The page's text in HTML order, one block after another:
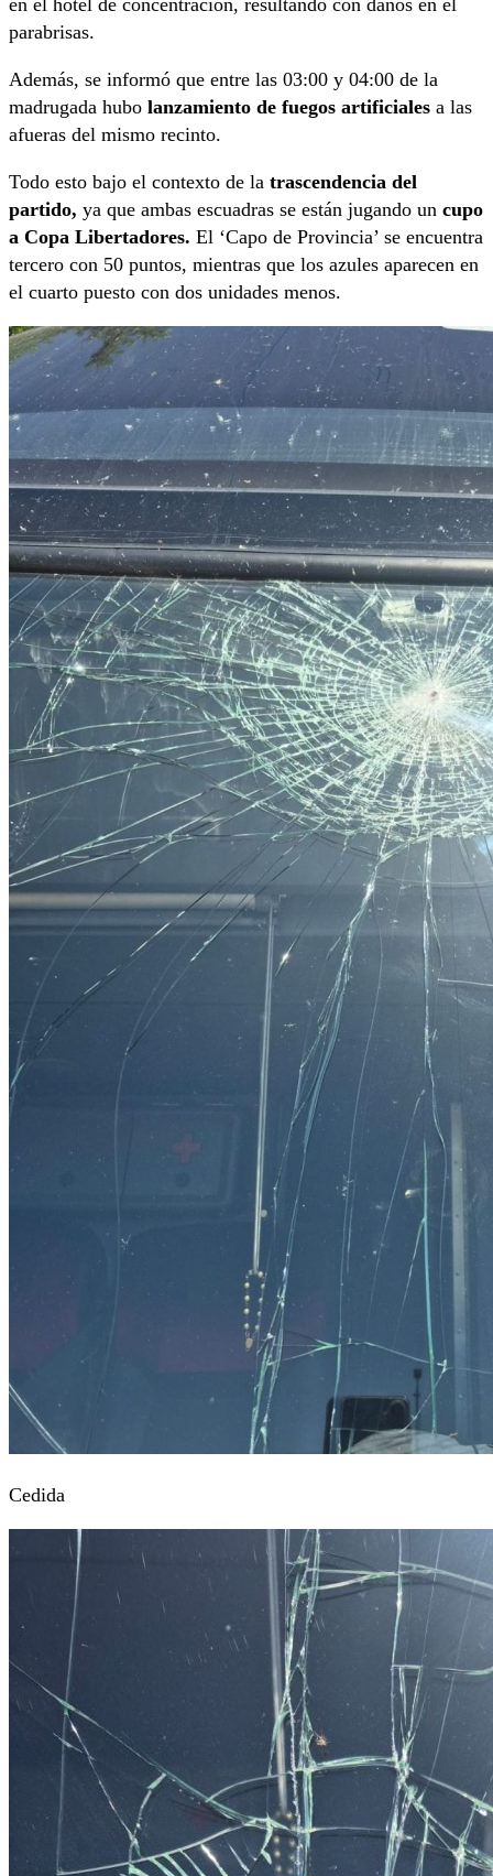
en el hotel de concentración, resultando con daños en el
parabrisas.
Además, se informó que entre las 03:00 y 04:00 de la
madrugada hubo lanzamiento de fuegos artificiales a las
afueras del mismo recinto.
Todo esto bajo el contexto de la trascendencia del
partido, ya que ambas escuadras se están jugando un cupo
a Copa Libertadores. El ‘Capo de Provincia’ se encuentra
tercero con 50 puntos, mientras que los azules aparecen en
el cuarto puesto con dos unidades menos.
Cedida